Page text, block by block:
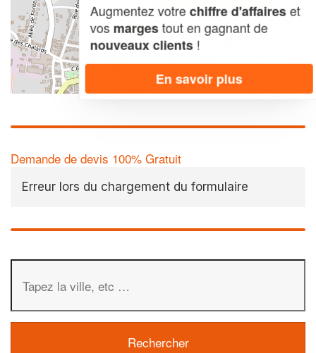
OpenStreetMap contributors,
Demande de devis 100% Gratuit
Erreur lors du chargement du formulaire
Augmentez votrechiffre d'affaireset
vos margestout en gagnant de
nouveaux clients!
En savoir plus